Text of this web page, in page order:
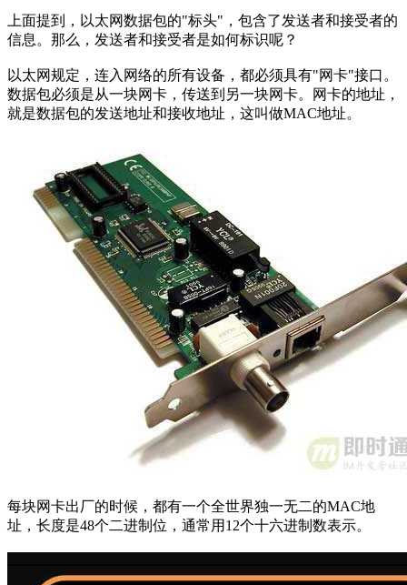
上面提到，以太网数据包的"标头"，包含了发送者和接受者的
信息。那么，发送者和接受者是如何标识呢？
以太网规定，连入网络的所有设备，都必须具有"网卡"接口。
数据包必须是从一块网卡，传送到另一块网卡。网卡的地址，
就是数据包的发送地址和接收地址，这叫做MAC地址。
每块网卡出厂的时候，都有一个全世界独一无二的MAC地
址，长度是48个二进制位，通常用12个十六进制数表示。